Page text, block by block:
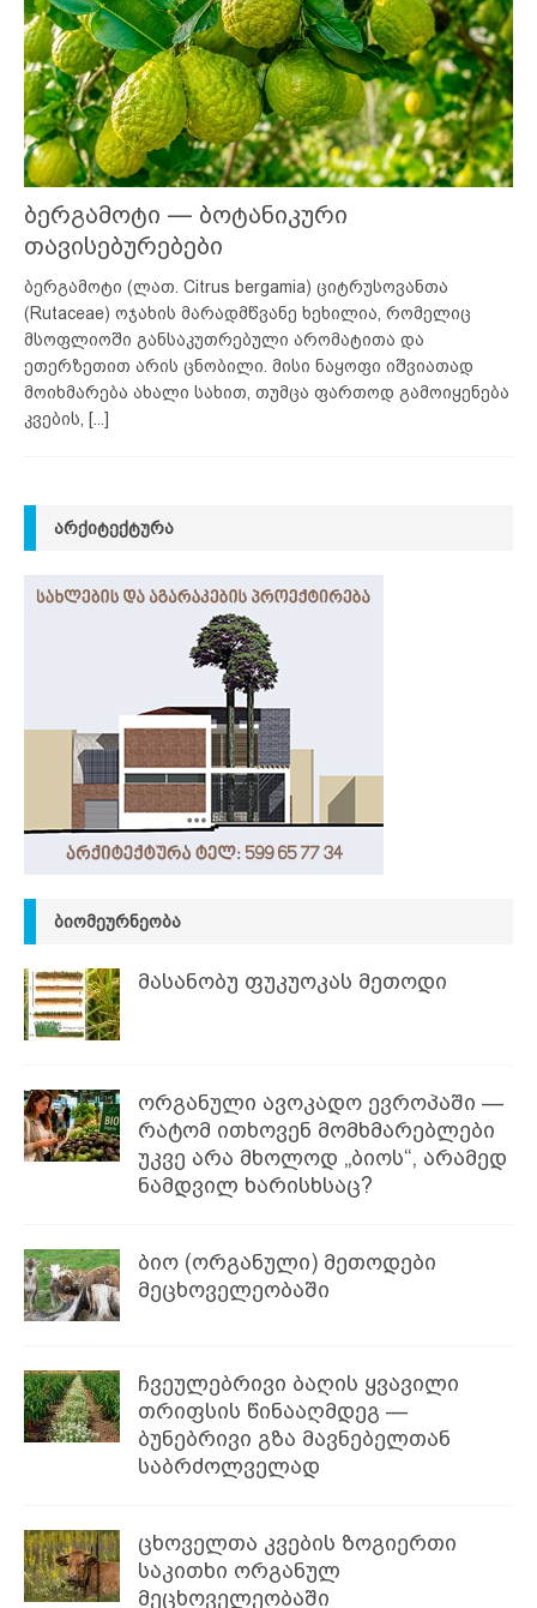
ბერგამოტი — ბოტანიკური
თავისებურებები
ბერგამოტი (ლათ. Citrus bergamia) ციტრუსოვანთა
(Rutaceae) ოჯახის მარადმწვანე ხეხილია, რომელიც
მსოფლიოში განსაკუთრებული არომატითა და
ეთერზეთით არის ცნობილი. მისი ნაყოფი იშვიათად
მოიხმარება ახალი სახით, თუმცა ფართოდ გამოიყენება
კვების,
[...]
ᲐᲠᲥᲘᲢᲔᲥᲢᲣᲠᲐ
ᲑᲘᲝᲛᲔᲣᲠᲜᲔᲝᲑᲐ
მასანობუ ფუკუოკას მეთოდი
ორგანული ავოკადო ევროპაში —
რატომ ითხოვენ მომხმარებლები
უკვე არა მხოლოდ „ბიოს“, არამედ
ნამდვილ ხარისხსაც?
ბიო (ორგანული) მეთოდები
მეცხოველეობაში
ჩვეულებრივი ბაღის ყვავილი
თრიფსის წინააღმდეგ —
ბუნებრივი გზა მავნებელთან
საბრძოლველად
ცხოველთა კვების ზოგიერთი
საკითხი ორგანულ
მეცხოველეობაში